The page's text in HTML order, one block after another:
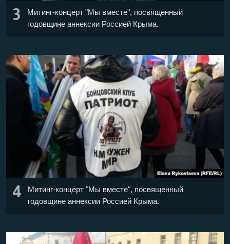
3
Митинг-концерт "Мы вместе", посвященный
годовщине аннексии Россией Крыма.
4
Митинг-концерт "Мы вместе", посвященный
годовщине аннексии Россией Крыма.